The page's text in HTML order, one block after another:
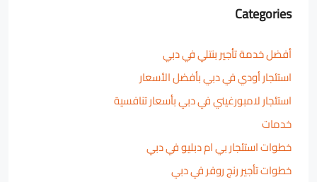
Categories
أفضل خدمة تأجير بنتلي في دبي
استئجار أودي في دبي بأفضل الأسعار
استئجار لامبورغيني في دبي بأسعار تنافسية
خدمات
خطوات استئجار بي ام دبليو في دبي
خطوات تأجير رنج روفر في دبي